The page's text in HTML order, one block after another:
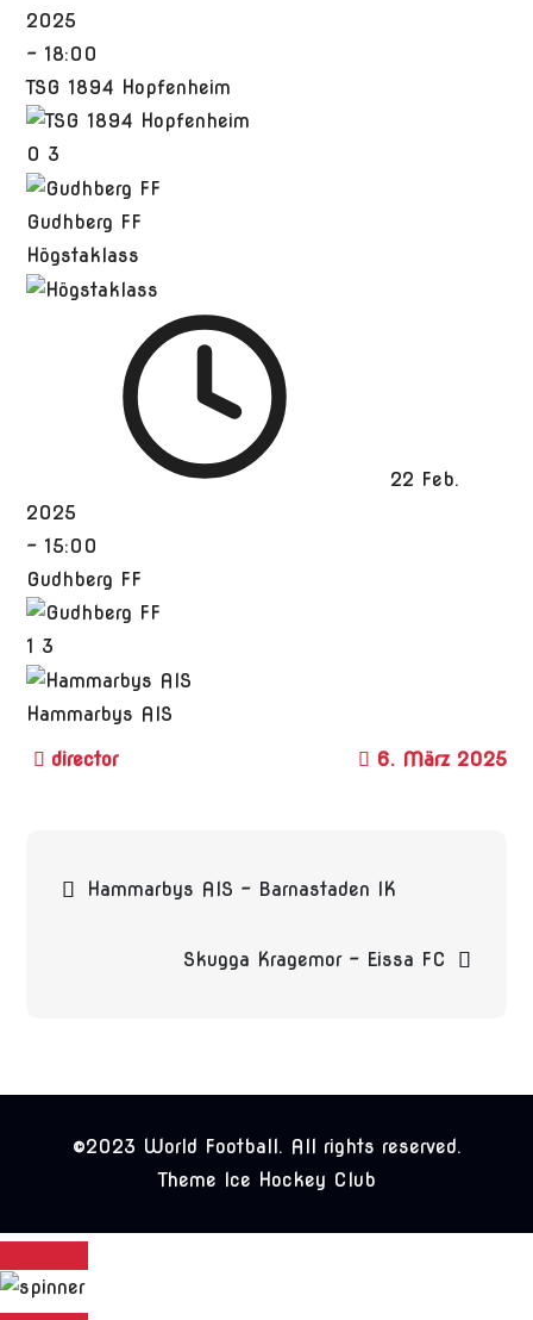
2025
- 18:00
TSG 1894 Hopfenheim
0 3
Gudhberg FF
Högstaklass
22 Feb.
2025
- 15:00
Gudhberg FF
1 3
Hammarbys AIS
6. März 2025
Beitragsnavigation
Hammarbys AIS – Barnastaden IK
Skugga Kragemor – Eissa FC
©2023 World Football. All rights reserved.
Theme Ice Hockey Club